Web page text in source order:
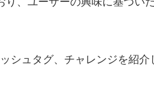
シュタグ、チャレンジを紹介